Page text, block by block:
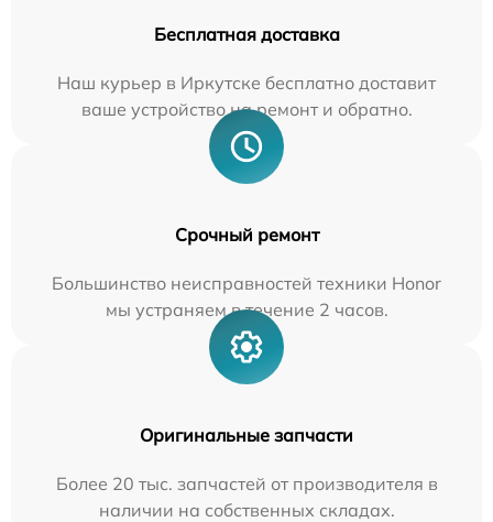
Бесплатная доставка
Наш курьер в Иркутске бесплатно доставит
ваше устройство на ремонт и обратно.
Срочный ремонт
Большинство неисправностей техники Honor
мы устраняем в течение 2 часов.
Оригинальные запчасти
Более 20 тыс. запчастей от производителя в
наличии на собственных складах.